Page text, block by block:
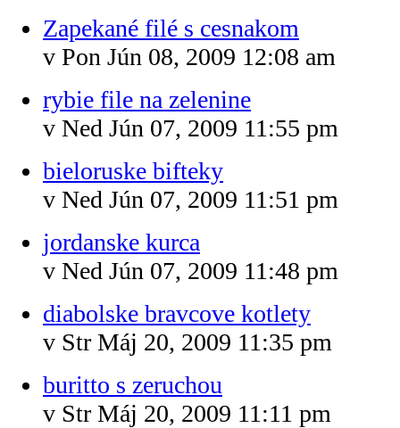
Zapekané filé s cesnakom
v Pon Jún 08, 2009 12:08 am
rybie file na zelenine
v Ned Jún 07, 2009 11:55 pm
bieloruske bifteky
v Ned Jún 07, 2009 11:51 pm
jordanske kurca
v Ned Jún 07, 2009 11:48 pm
diabolske bravcove kotlety
v Str Máj 20, 2009 11:35 pm
buritto s zeruchou
v Str Máj 20, 2009 11:11 pm